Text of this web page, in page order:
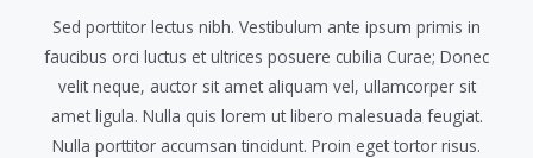
Sed porttitor lectus nibh. Vestibulum ante ipsum primis in
faucibus orci luctus et ultrices posuere cubilia Curae; Donec
velit neque, auctor sit amet aliquam vel, ullamcorper sit
amet ligula. Nulla quis lorem ut libero malesuada feugiat.
Nulla porttitor accumsan tincidunt. Proin eget tortor risus.